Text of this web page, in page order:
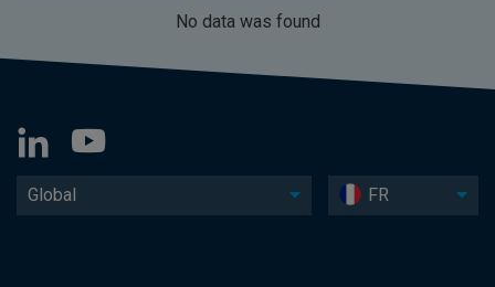
No data was found
Global FR